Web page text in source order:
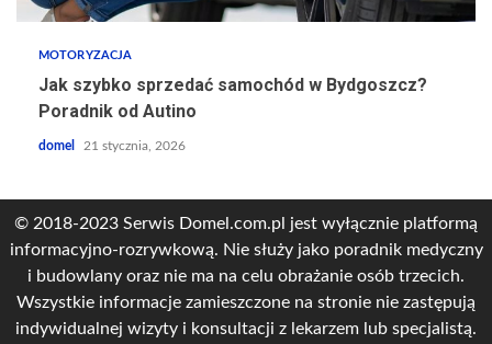
MOTORYZACJA
Jak szybko sprzedać samochód w Bydgoszcz?
Poradnik od Autino
domel 21 stycznia, 2026
© 2018-2023 Serwis Domel.com.pl jest wyłącznie platformą
informacyjno-rozrywkową. Nie służy jako poradnik medyczny
i budowlany oraz nie ma na celu obrażanie osób trzecich.
Wszystkie informacje zamieszczone na stronie nie zastępują
indywidualnej wizyty i konsultacji z lekarzem lub specjalistą.